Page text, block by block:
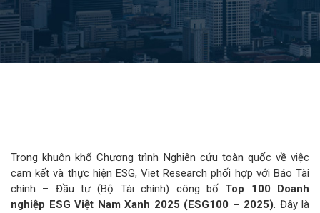
Trong khuôn khổ Chương trình Nghiên cứu toàn quốc về việc
cam kết và thực hiện ESG, Viet Research phối hợp với Báo Tài
chính – Đầu tư (Bộ Tài chính) công bố Top 100
Doanh
nghiệp ESG Việt Nam Xanh 2025 (ESG100 – 2025). Đây là